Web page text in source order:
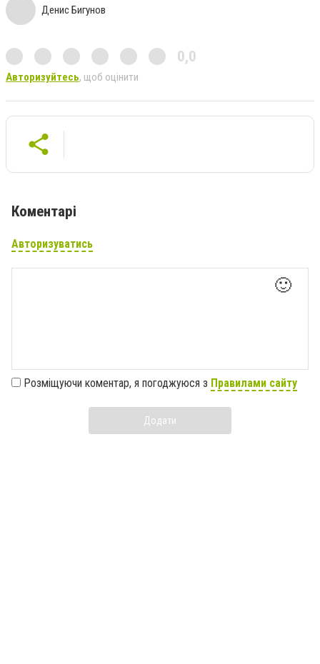
Денис Бигунов
0,0
Авторизуйтесь, щоб оцінити
Коментарі
Авторизуватись
🙂
Розміщуючи коментар, я погоджуюся з Правилами сайту
Додати